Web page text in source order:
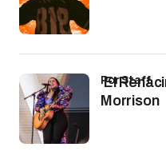
El
Morrison
por Staff